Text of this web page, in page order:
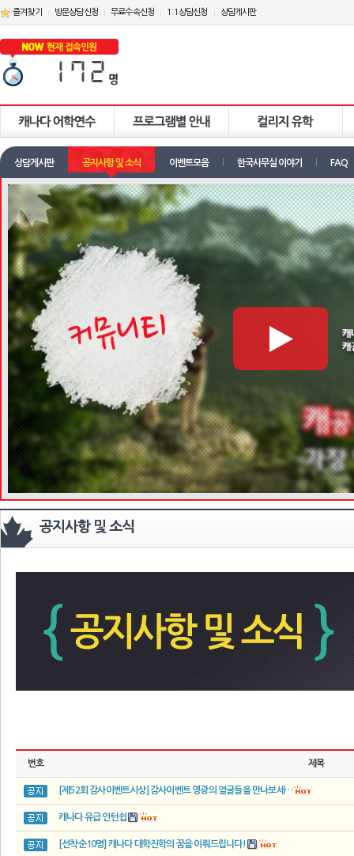
즐겨찾기 방문상담신청 무료수속신청 1:1상담신청 상담게시판
상담게시판 공지사항 및 소식 이벤트모음 한국사무실 이야기 FAQ
번호 제목
[제52회 감사이벤트시상] 감사이벤트 영광의 얼굴들을 만나보세…
캐나다 유급 인턴쉽
[선착순10명] 캐나다 대학진학의 꿈을 이뤄드립니다!